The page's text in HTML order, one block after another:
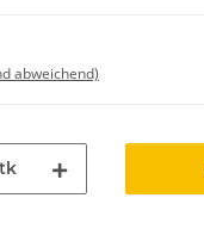
abweichend)